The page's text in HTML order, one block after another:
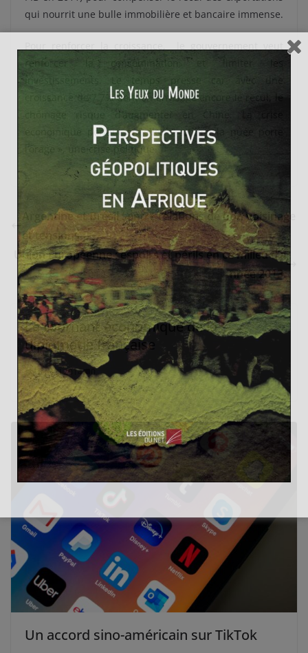
qui nourrit une bulle immobilière et bancaire immense.
renforcer la consommation et limiter les
investissements. Le temps presse car avec une
croissance de 7,7% dont on envisage encore le recul, le
chômage risque d’augmenter en Chine. La crise
économique portant en elle, « comme la nuée porte
l’orage », une crise politique.
Argentine et Brésil : entre relations de bon voisinage
et tensions
Union Européenne : espoirs et périls en ce milieu d’a
nnée 2013.
Le tournant économique de la
diplomatie française
18 avril 2014 0
Un accord sino-américain sur TikTok